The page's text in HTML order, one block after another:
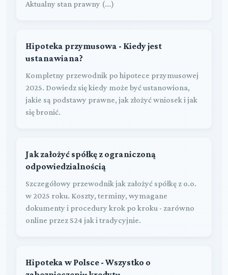
Aktualny stan prawny (...)
Hipoteka przymusowa - Kiedy jest
ustanawiana?
Kompletny przewodnik po hipotece przymusowej
2025. Dowiedz się kiedy może być ustanowiona,
jakie są podstawy prawne, jak złożyć wniosek i jak
się bronić.
Jak założyć spółkę z ograniczoną
odpowiedzialnością
Szczegółowy przewodnik jak założyć spółkę z o.o.
w 2025 roku. Koszty, terminy, wymagane
dokumenty i procedury krok po kroku - zarówno
online przez S24 jak i tradycyjnie.
Hipoteka w Polsce - Wszystko o